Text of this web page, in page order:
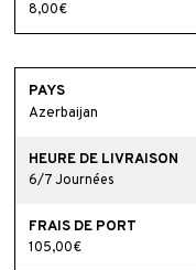
8,00€
Azerbaijan
6/7 Journées
105,00€